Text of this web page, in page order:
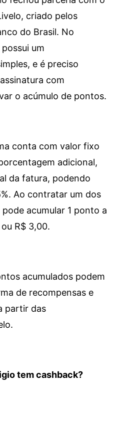
criado pelos
do Brasil. No
um
e é preciso
com
o acúmulo de pontos.
conta com valor fixo
adicional,
da fatura, podendo
Ao contratar um dos
acumular 1 ponto a
R$ 3,00.
acumulados podem
de recompensas e
partir das
tem cashback?